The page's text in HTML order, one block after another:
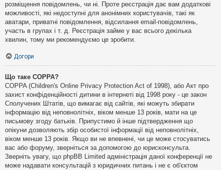
розміщення повідомлень, чи ні. Проте реєстрація дає вам додаткові
можливості, які недоступні для анонімних користувачів, такі як
аватари, приватні повідомлення, відсилання email-повідомлень,
участь в групах і т. д. Реєстрація займе у вас всього декілька
хвилин, тому ми рекомендуємо це зробити.
Догори
Що таке COPPA?
COPPA (Children's Online Privacy Protection Act of 1998), або Акт про
захист конфіденційності дитини в інтернеті від 1998 року - це закон
Сполучених Штатів, що вимагає від сайтів, які можуть збирати
інформацію від неповнолітніх, віком менше 13 років, мати на це
письмову згоду батьків. Припустимо й інше підтвердження що
опікуни дозволяють збір особистої інформації від неповнолітніх,
віком менше 13 років. Якщо ви не впевнені, чи це може стосуватись
вас або форуму, зверніться за допомогою до юрисконсульта.
Зверніть увагу, що phpBB Limited адміністрація даної конференції не
може надавати консультацій з юридичних питань і не є об'єктом